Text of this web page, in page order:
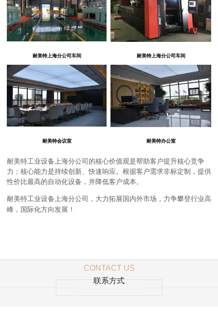
耐美特上海分公司车间 耐美特上海分公司车间
耐美特会议室 耐美特办公室
耐美特工业设备上海分公司的核心价值观是帮助客户提升核心竞争
力；核心能力是持续创新、快速响应。根据客户需求非标定制，提供
性价比最高的自动化设备，并降低客户成本。
耐美特工业设备上海分公司 ，大力拓展国内外市场，力争攀登行业高
峰，国际化方向发展！
CONTACT US
联系方式